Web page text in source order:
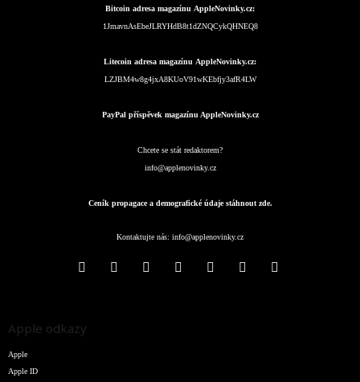
Bitcoin adresa magazínu AppleNovinky.cz:
1JmavnAsEbeJLRYHdB8t1dZNQCykQHNEQ8
Litecoin adresa magazínu AppleNovinky.cz:
LZJBM4w8g4jxA8KUoV91wKEbfjy3afR4LW
PayPal příspěvek magazínu AppleNovinky.cz
Chcete se stát redaktorem?
info@applenovinky.cz
Ceník propagace a demografické údaje stáhnout zde.
Kontaktujte nás: info@applenovinky.cz
Apple odkazy
Apple
Apple ID